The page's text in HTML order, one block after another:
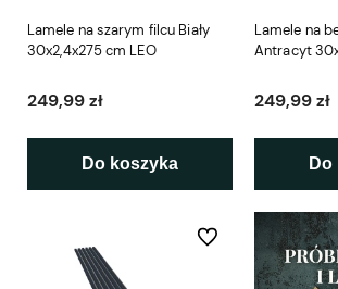
Lamele na szarym filcu Biały
30x2,4x275 cm LEO
249,99 zł
Do koszyka
Lamele na
Antracyt
249,99 zł
Do ulubionych